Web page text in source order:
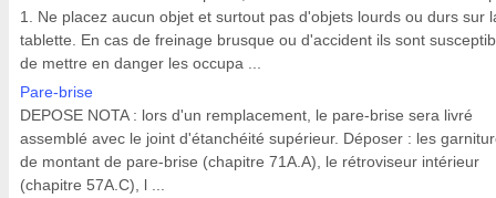
1. Ne placez aucun objet et surtout pas d'objets lourds ou durs sur
tablette. En cas de freinage brusque ou d'accident ils sont
de mettre en danger les occupa ...
Pare-brise
DEPOSE NOTA : lors d'un remplacement, le pare-brise sera livré
assemblé avec le joint d'étanchéité supérieur. Déposer : les
de montant de pare-brise (chapitre 71A.A), le rétroviseur intérieur
(chapitre 57A.C), l ...